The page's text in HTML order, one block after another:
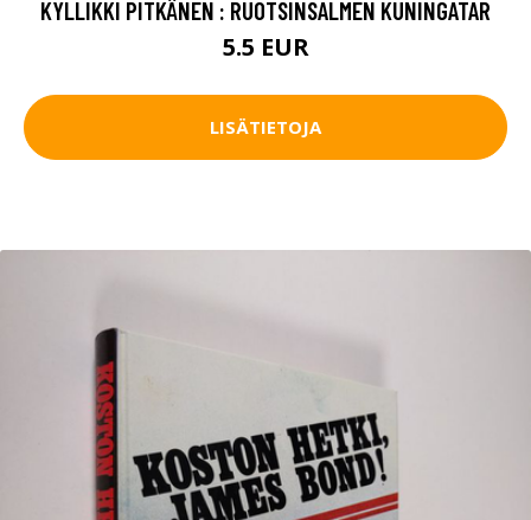
KYLLIKKI PITKÄNEN : RUOTSINSALMEN KUNINGATAR
5.5 EUR
LISÄTIETOJA